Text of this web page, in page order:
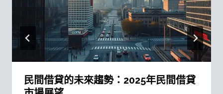
民間借貸的未來趨勢：2025年民間借貸